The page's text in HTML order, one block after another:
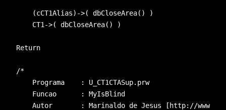
    (cCT1Alias)->( dbCloseArea() )
    CT1->( dbCloseArea() )
Return
/*
    Programa    : U_CT1CTASup.prw
    Funcao      : MyIsBlind
Autor       : Marinaldo de Jesus [http://